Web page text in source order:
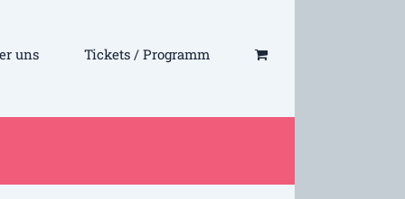
uns Tickets / Programm